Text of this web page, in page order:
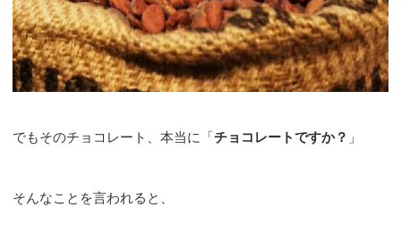
でもそのチョコレート、本当に「チョコレートですか？ 」
そんなことを言われると、